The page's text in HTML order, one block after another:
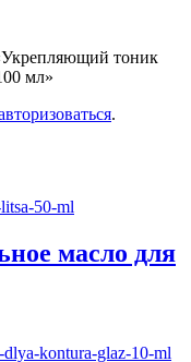
тоник
мл»
.
масло для